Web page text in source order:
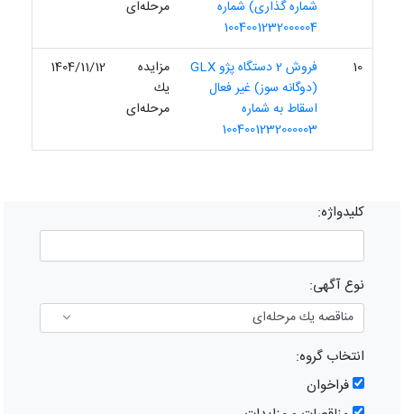
شماره گذاری) شماره
1004001232000004
مرحله‌ای
10
فروش 2 دستگاه پژو GLX
(دوگانه سوز) غیر فعال
اسقاط به شماره
1004001232000003
مزایده
یك
مرحله‌ای
1404/11/12
کلیدواژه:
نوع آگهی:
انتخاب گروه:
فراخوان